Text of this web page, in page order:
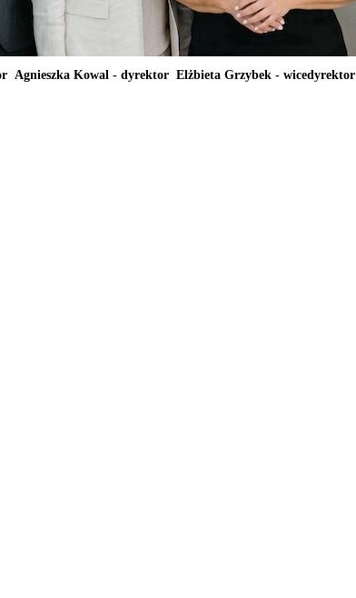
Agnieszka Kowal - dyrektor Elżbieta Grzybek - wicedyrektor